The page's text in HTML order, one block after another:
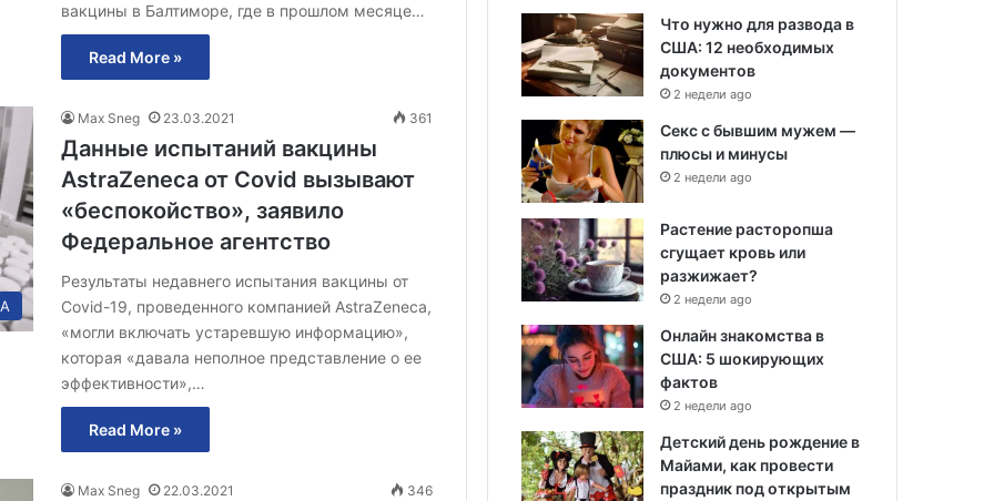
вакцины в Балтиморе, где в прошлом месяце…
Read More »
Max Sneg 23.03.2021 361
Данные испытаний вакцины
AstraZeneca от Covid вызывают
«беспокойство», заявило
Федеральное агентство
Результаты недавнего испытания вакцины от
Covid-19, проведенного компанией AstraZeneca,
«могли включать устаревшую информацию»,
которая «давала неполное представление о ее
эффективности»,…
Read More »
Max Sneg 22.03.2021 346
Что нужно для развода в
США: 12 необходимых
документов
2 недели ago
Секс с бывшим мужем —
плюсы и минусы
2 недели ago
Растение расторопша
сгущает кровь или
разжижает?
2 недели ago
Онлайн знакомства в
США: 5 шокирующих
фактов
2 недели ago
Детский день рождение в
Майами, как провести
праздник под открытым